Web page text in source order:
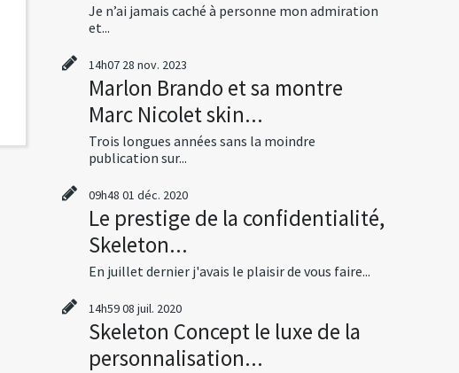
Je n’ai jamais caché à personne mon admiration
et...
14h07 28 nov. 2023
Marlon Brando et sa montre
Marc Nicolet skin...
Trois longues années sans la moindre
publication sur...
09h48 01 déc. 2020
Le prestige de la confidentialité,
Skeleton...
En juillet dernier j'avais le plaisir de vous faire...
14h5908 juil. 2020
Skeleton Concept le luxe de la
personnalisation...